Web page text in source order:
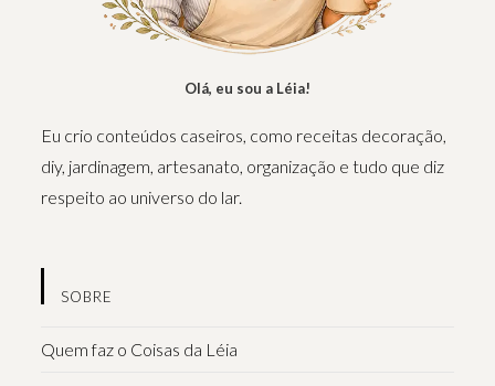
Olá, eu sou a Léia!
Eu crio conteúdos caseiros, como receitas decoração,
diy, jardinagem, artesanato, organização e tudo que diz
respeito ao universo do lar.
SOBRE
Quem faz o Coisas da Léia